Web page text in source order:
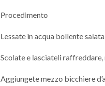
Procedimento
Lessate in acqua bollente
Scolate e lasciateli
Aggiungete mezzo bicchiere